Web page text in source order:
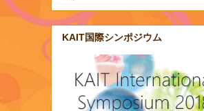
KAIT国際シンポジウム